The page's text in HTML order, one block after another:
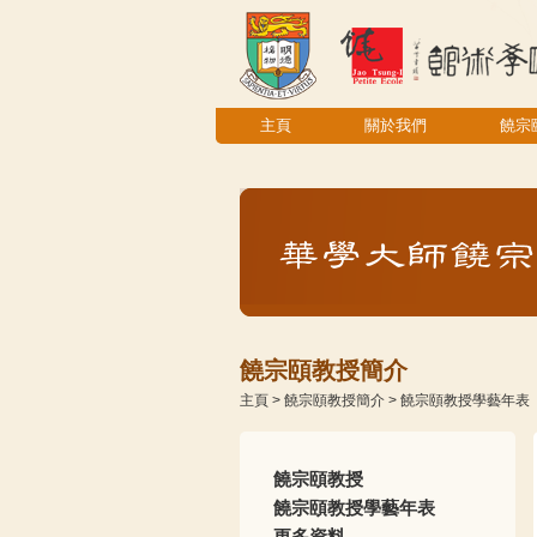
主頁 關於我們 饒宗
饒宗頤教授簡介
主頁> 饒宗頤教授簡介> 饒宗頤教授學藝年表
饒宗頤教授
饒宗頤教授學藝年表